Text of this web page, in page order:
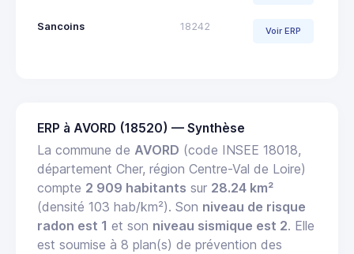
Sancoins 18242 Voir ERP
ERP à AVORD (18520) — Synthèse
La commune de AVORD (code INSEE 18018,
département Cher, région Centre-Val de Loire)
compte 2 909 habitants sur 28.24 km²
(densité 103 hab/km²). Son niveau de risque
radon est 1 et son niveau sismique est 2. Elle
est soumise à 8 plan(s) de prévention des